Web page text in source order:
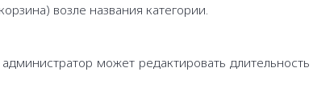
возле названия категории.
может редактировать длительность